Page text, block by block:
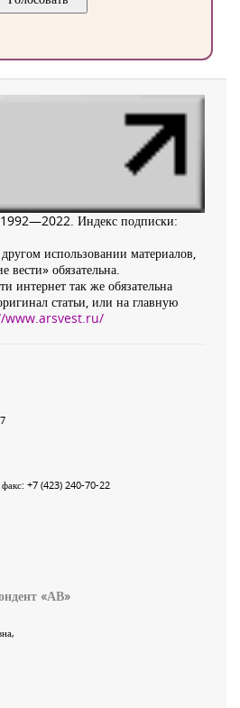
1992—2022. Индекс подписки:
использовании материалов,
вести» обязательна.
интернет так же обязательна
статьи, или на главную
www.arsvest.ru/
+7 (423) 240-70-22
«АВ»